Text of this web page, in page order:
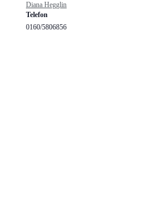
Diana Hegglin
Telefon
0160/5806856